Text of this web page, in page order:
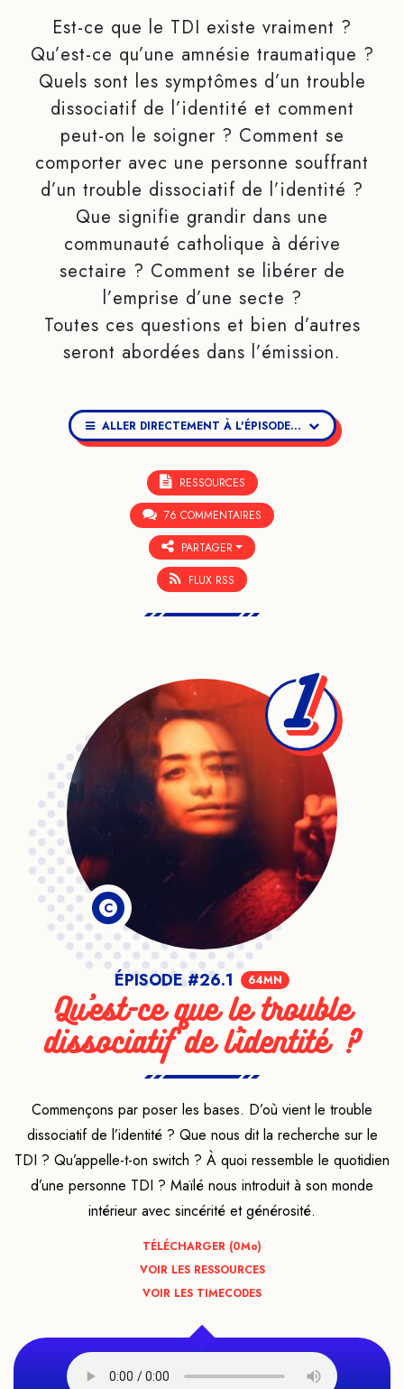
Est-ce que le TDI existe vraiment ?
Qu’est-ce qu’une amnésie traumatique ?
Quels sont les symptômes d’un trouble
dissociatif de l’identité et comment
peut-on le soigner ? Comment se
comporter avec une personne souffrant
d’un trouble dissociatif de l’identité ?
Que signifie grandir dans une
communauté catholique à dérive
sectaire ? Comment se libérer de
l’emprise d’une secte ?
Toutes ces questions et bien d’autres
seront abordées dans l’émission.
ALLER DIRECTEMENT À L'ÉPISODE...
RESSOURCES
76 COMMENTAIRES
PARTAGER
FLUX RSS
1
C
ÉPISODE #26.1 64MN
Qu'est-ce que le trouble
dissociatif de l'identité ?
Commençons par poser les bases. D’où vient le trouble
dissociatif de l’identité ? Que nous dit la recherche sur le
TDI ? Qu’appelle-t-on switch ? À quoi ressemble le quotidien
d’une personne TDI ? Maïlé nous introduit à son monde
intérieur avec sincérité et générosité.
TÉLÉCHARGER (0Mo)
VOIR LES RESSOURCES
VOIR LES TIMECODES